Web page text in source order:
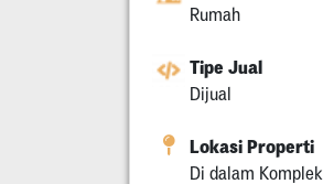
Rumah
Tipe Jual
Dijual
Lokasi Properti
Di dalam Komplek